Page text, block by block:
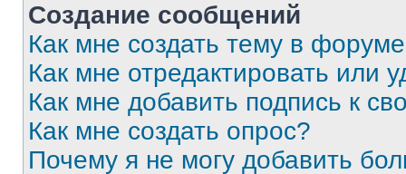
Создание сообщений
Как мне создать тему в
Как мне отредактировать или
Как мне добавить подпись к
Как мне создать опрос?
Почему я не могу добавить